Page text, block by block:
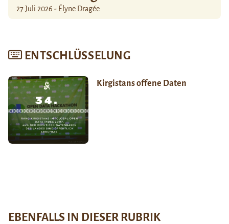
27 Juli 2026 - Élyne Dragée
ENTSCHLÜSSELUNG
Kirgistans offene Daten
EBENFALLS IN DIESER RUBRIK